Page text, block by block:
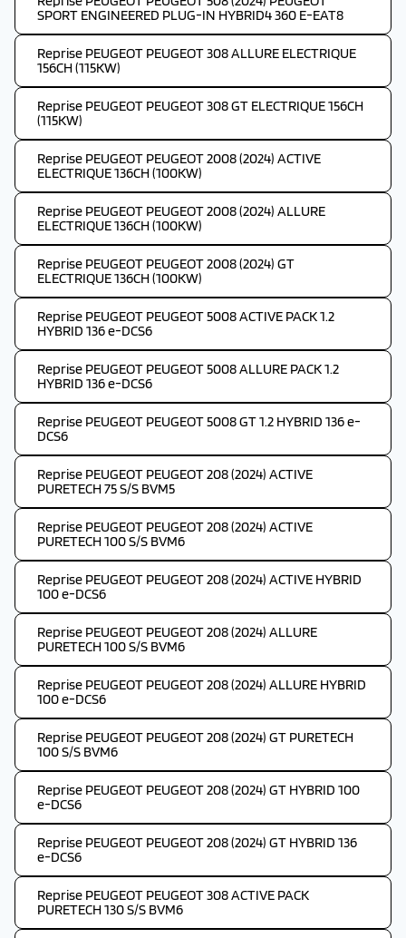
SPORT ENGINEERED PLUG-IN HYBRID4 360 E-EAT8
Reprise PEUGEOT PEUGEOT 308 ALLURE ELECTRIQUE
156CH (115KW)
Reprise PEUGEOT PEUGEOT 308 GT ELECTRIQUE 156CH
(115KW)
Reprise PEUGEOT PEUGEOT 2008 (2024) ACTIVE
ELECTRIQUE 136CH (100KW)
Reprise PEUGEOT PEUGEOT 2008 (2024) ALLURE
ELECTRIQUE 136CH (100KW)
Reprise PEUGEOT PEUGEOT 2008 (2024) GT
ELECTRIQUE 136CH (100KW)
Reprise PEUGEOT PEUGEOT 5008 ACTIVE PACK 1.2
HYBRID 136 e-DCS6
Reprise PEUGEOT PEUGEOT 5008 ALLURE PACK 1.2
HYBRID 136 e-DCS6
Reprise PEUGEOT PEUGEOT 5008 GT 1.2 HYBRID 136 e-
DCS6
Reprise PEUGEOT PEUGEOT 208 (2024) ACTIVE
PURETECH 75 S/S BVM5
Reprise PEUGEOT PEUGEOT 208 (2024) ACTIVE
PURETECH 100 S/S BVM6
Reprise PEUGEOT PEUGEOT 208 (2024) ACTIVE HYBRID
100 e-DCS6
Reprise PEUGEOT PEUGEOT 208 (2024) ALLURE
PURETECH 100 S/S BVM6
Reprise PEUGEOT PEUGEOT 208 (2024) ALLURE HYBRID
100 e-DCS6
Reprise PEUGEOT PEUGEOT 208 (2024) GT PURETECH
100 S/S BVM6
Reprise PEUGEOT PEUGEOT 208 (2024) GT HYBRID 100
e-DCS6
Reprise PEUGEOT PEUGEOT 208 (2024) GT HYBRID 136
e-DCS6
Reprise PEUGEOT PEUGEOT 308 ACTIVE PACK
PURETECH 130 S/S BVM6